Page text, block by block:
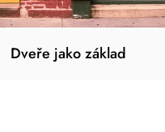
Dveře jako základ